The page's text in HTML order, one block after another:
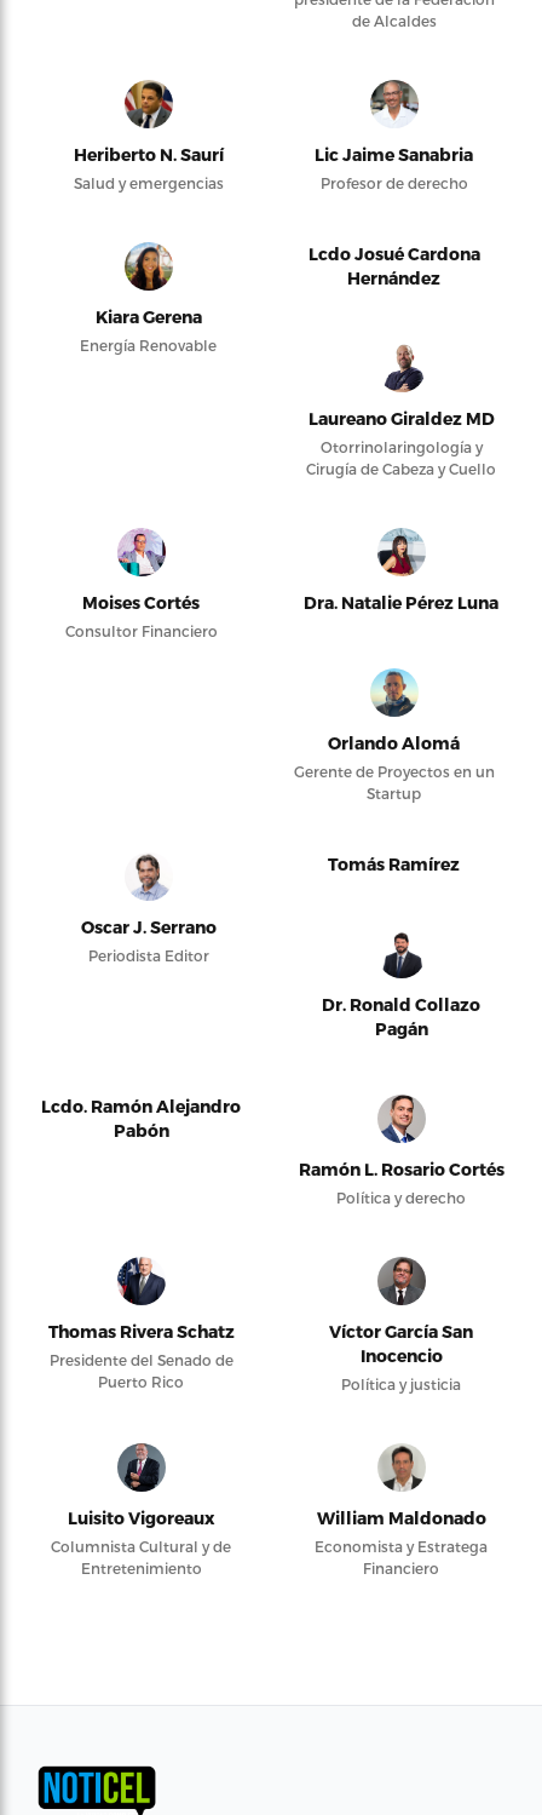
de Alcaldes
Heriberto N. Saurí
Salud y emergencias
Lic Jaime Sanabria
Profesor de derecho
Kiara Gerena
Energía Renovable
Lcdo Josué Cardona
Hernández
Laureano Giraldez MD
Otorrinolaringología y
Cirugía de Cabeza y Cuello
Moises Cortés
Consultor Financiero
Dra. Natalie Pérez Luna
Orlando Alomá
Gerente de Proyectos en un
Startup
Oscar J. Serrano
Periodista Editor
Tomás Ramírez
Dr. Ronald Collazo
Pagán
Lcdo. Ramón Alejandro
Pabón
Ramón L. Rosario Cortés
Política y derecho
Thomas Rivera Schatz
Presidente del Senado de
Puerto Rico
Víctor García San
Inocencio
Política y justicia
Luisito Vigoreaux
Columnista Cultural y de
Entretenimiento
William Maldonado
Economista y Estratega
Financiero